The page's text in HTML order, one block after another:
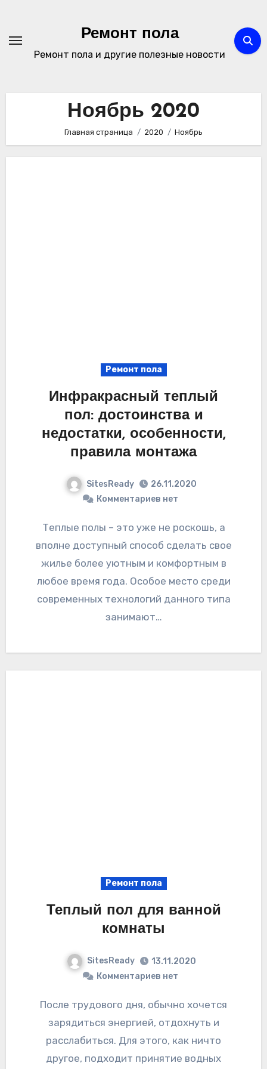
содержимому
Ремонт пола
Ремонт пола и другие полезные новости
Ноябрь 2020
Главная страница 2020 Ноябрь
Ремонт пола
Инфракрасный теплый
пол: достоинства и
недостатки, особенности,
правила монтажа
SitesReady
26.11.2020
Комментариев нет
Теплые полы – это уже не роскошь, а
вполне доступный способ сделать свое
жилье более уютным и комфортным в
любое время года. Особое место среди
современных технологий данного типа
занимают…
Ремонт пола
Теплый пол для ванной
комнаты
SitesReady
13.11.2020
Комментариев нет
После трудового дня, обычно хочется
зарядиться энергией, отдохнуть и
расслабиться. Для этого, как ничто
другое, подходит принятие водных